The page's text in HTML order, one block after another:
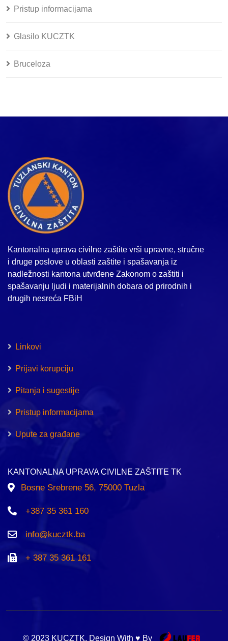
Pristup informacijama
Glasilo KUCZTK
Bruceloza
Kantonalna uprava civilne zaštite vrši upravne, stručne
i druge poslove u oblasti zaštite i spašavanja iz
nadležnosti kantona utvrđene Zakonom o zaštiti i
spašavanju ljudi i materijalnih dobara od prirodnih i
drugih nesreća FBiH
Linkovi
Prijavi korupciju
Pitanja i sugestije
Pristup informacijama
Upute za građane
KANTONALNA UPRAVA CIVILNE ZAŠTITE TK
Bosne Srebrene 56, 75000 Tuzla
+387 35 361 160
info@kucztk.ba
+ 387 35 361 161
© 2023 KUCZTK. Design With ♥ By